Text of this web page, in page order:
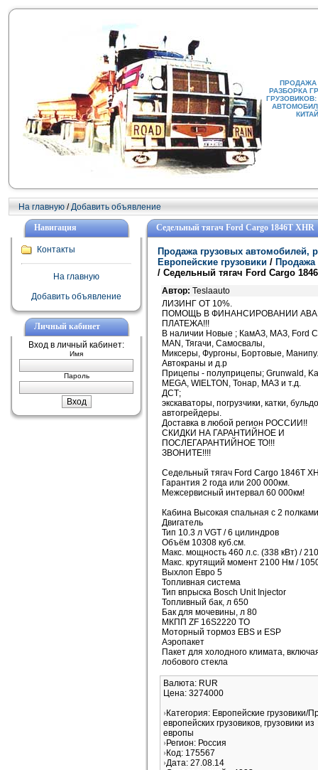
ПРОДАЖА
РАЗБОРКА
На главную /Добавить объявление
Навигация
Контакты
На главную
Добавить объявление
Личный кабинет
Вход в личный кабинет:
Имя
Пароль
Седельный тягач Ford Cargo 1846T XHR
Продажа грузовых автомобилей,
Европейские грузовики / Продажа
/ Седельный тягач Ford Cargo
Автор: Teslaauto
ЛИЗИНГ ОТ 10%.
ПОМОЩЬ В ФИНАНСИРОВАНИИ
ПЛАТЕЖА!!!
В наличии Новые ; КамАЗ, МАЗ, Ford
MAN, Тягачи, Самосвалы,
Миксеры, Фургоны, Бортовые,
Автокраны и д.р
Прицепы - полуприцепы; Grunwald,
MEGA, WIELTON, Тонар, МАЗ и т.д.
ДСТ;
экскаваторы, погрузчики, катки,
автогрейдеры.
Доставка в любой регион РОССИИ!!
СКИДКИ НА ГАРАНТИЙНОЕ И
ПОСЛЕГАРАНТИЙНОЕ ТО!!!
ЗВОНИТЕ!!!!
Седельный тягач Ford Cargo 1846T
Гарантия 2 года или 200 000км.
Межсервисный интервал 60 000км!
Кабина Высокая спальная с 2 полками
Двигатель
Тип 10.3 л VGT / 6 цилиндров
Объём 10308 куб.см.
Макс. мощность 460 л.с. (338 кВт) /
Макс. крутящий момент 2100 Нм /
Выхлоп Евро 5
Топливная система
Тип впрыска Bosch Unit Injector
Топливный бак, л 650
Бак для мочевины, л 80
МКПП ZF 16S2220 TO
Моторный тормоз EBS и ESP
Аэропакет
Пакет для холодного климата,
лобового стекла
Валюта: RUR
Цена: 3274000
Категория: Европейские грузовики/
европейских грузовиков, грузовики из
европы
Регион: Россия
Код: 175567
Дата: 27.08.14